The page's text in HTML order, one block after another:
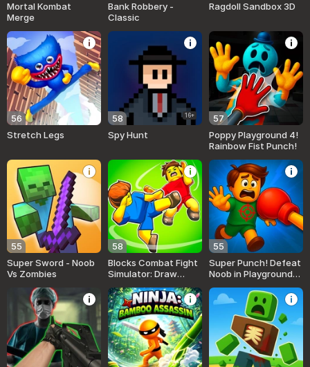
Mortal Kombat
Merge
Bank Robbery -
Classic
Ragdoll Sandbox 3D
56
Stretch Legs
58 16+
Spy Hunt
57
Poppy Playground 4!
Rainbow Fist Punch!
55
Super Sword - Noob
Vs Zombies
58
Blocks Combat Fight
Simulator: Draw
55
Super Punch! Defeat
Noob in Playground